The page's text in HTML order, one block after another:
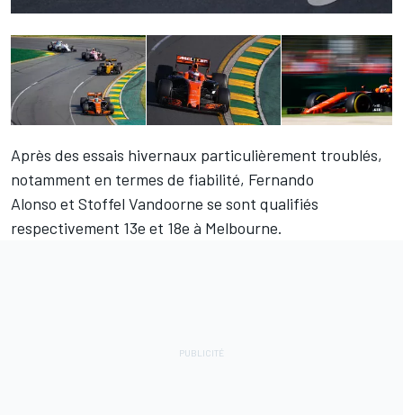
Après des essais hivernaux particulièrement troublés,
notamment en termes de fiabilité, Fernando
Alonso et Stoffel Vandoorne se sont qualifiés
respectivement 13e et 18e à Melbourne.